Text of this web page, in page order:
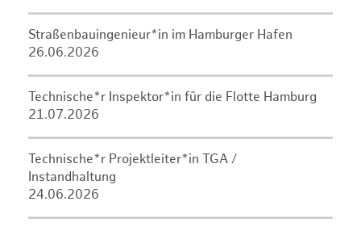
Straßenbauingenieur*in im Hamburger Hafen
26.06.2026
Technische*r Inspektor*in für die Flotte Hamburg
21.07.2026
Technische*r Projektleiter*in TGA /
Instandhaltung
24.06.2026